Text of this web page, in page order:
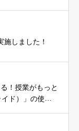
しました！
！授業がもっと
ド）」の使い